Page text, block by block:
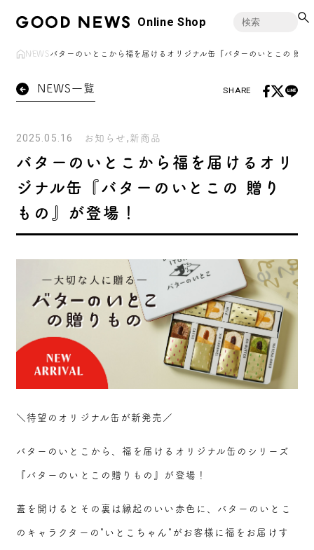
Online Shop
NEWSバターのいとこから福を届けるオリジナル缶『バターのいとこの 贈り
NEWS一覧 SHARE
2025.05.16 お知らせ 新商品
バターのいとこから福を届けるオリ
ジナル缶『バターのいとこの 贈り
もの』が登場！
＼待望のオリジナル缶が新発売／
バターのいとこから、福を届けるオリジナル缶のシリーズ
『バターのいとこの贈りもの』が登場！
蓋を開けるとその裏は縁起のいい赤色に、バターのいとこ
のキャラクターの"いとこちゃん"がお客様に福をお届けす